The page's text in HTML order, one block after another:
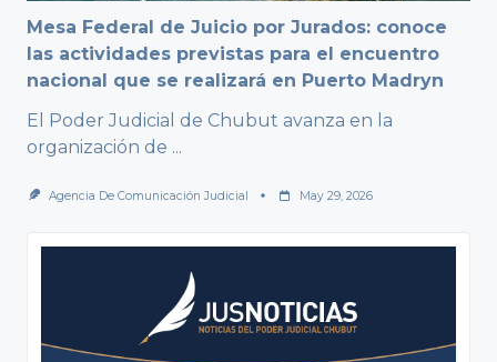
Mesa Federal de Juicio por Jurados: conoce
las actividades previstas para el encuentro
nacional que se realizará en Puerto Madryn
El Poder Judicial de Chubut avanza en la
organización de ...
Agencia De Comunicación Judicial May 29, 2026